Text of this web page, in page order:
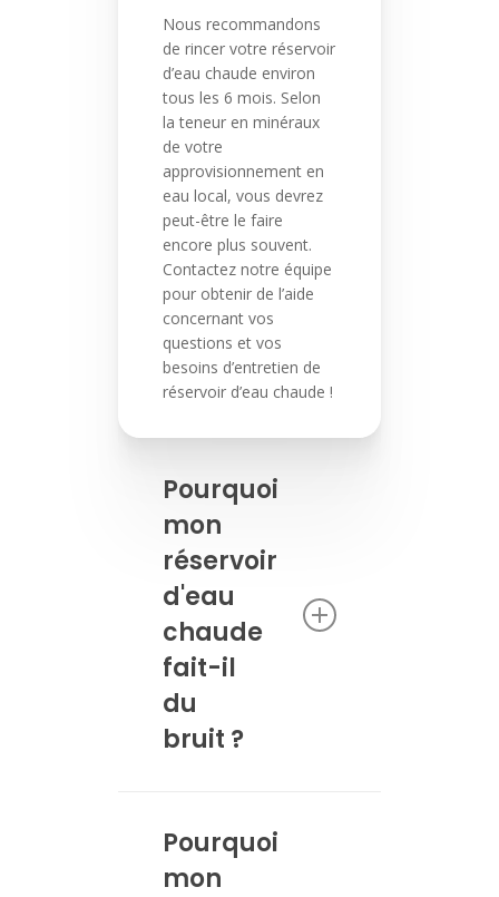
Nous recommandons
de rincer votre réservoir
d’eau chaude environ
tous les 6 mois. Selon
la teneur en minéraux
de votre
approvisionnement en
eau local, vous devrez
peut-être le faire
encore plus souvent.
Contactez notre équipe
pour obtenir de l’aide
concernant vos
questions et vos
besoins d’entretien de
réservoir d’eau chaude !
Pourquoi
mon
réservoir
d'eau
chaude
fait-il
du
bruit ?
chaude bruyant peut
produire une variété de
sons différents — peut-
Pourquoi
mon